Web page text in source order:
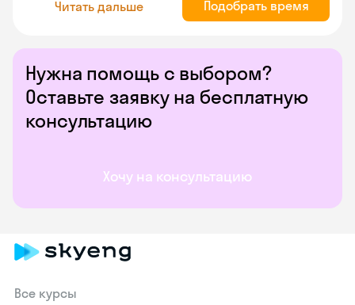
Нужна помощь с выбором?
Оставьте заявку на бесплатную
консультацию
Хочу на консультацию
Читать дальше Подобрать время
Все курсы